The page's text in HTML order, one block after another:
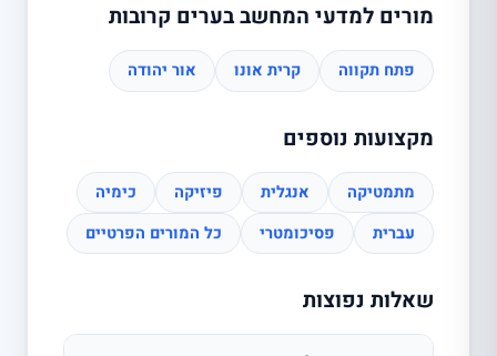
מורים למדעי המחשב בערים קרובות
פתח תקווה קרית אונו אור יהודה
מקצועות נוספים
מתמטיקה אנגלית פיזיקה
כימיה
עברית
פסיכומטרי כל המורים הפרטיים
שאלות נפוצות